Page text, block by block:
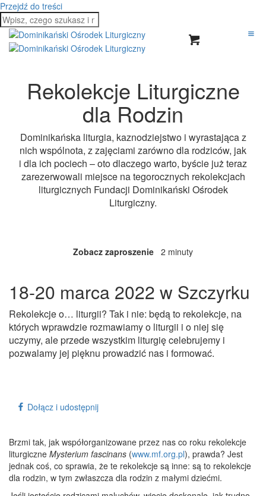
Przejdź do treści
Rekolekcje Liturgiczne
dla Rodzin
Dominikańska liturgia, kaznodziejstwo i wyrastająca z
nich wspólnota, z zajęciami zarówno dla rodziców, jak
i dla ich pociech – oto dlaczego warto, byście już teraz
zarezerwowali miejsce na tegorocznych rekolekcjach
liturgicznych Fundacji Dominikański Ośrodek
Liturgiczny.
Zobacz zaproszenie 2 minuty
18-20 marca 2022 w Szczyrku
Rekolekcje o… liturgii? Tak i nie: będą to rekolekcje, na
których wprawdzie rozmawiamy o liturgii i o niej się
uczymy, ale przede wszystkim liturgię celebrujemy i
pozwalamy jej pięknu prowadzić nas i formować.
Dołącz i udostępnij
Brzmi tak, jak współorganizowane przez nas co roku rekolekcje
liturgiczne Mysterium fascinans (www.mf.org.pl), prawda? Jest
jednak coś, co sprawia, że te rekolekcje są inne: są to rekolekcje
dla rodzin, w tym zwłaszcza dla rodzin z małymi dziećmi.